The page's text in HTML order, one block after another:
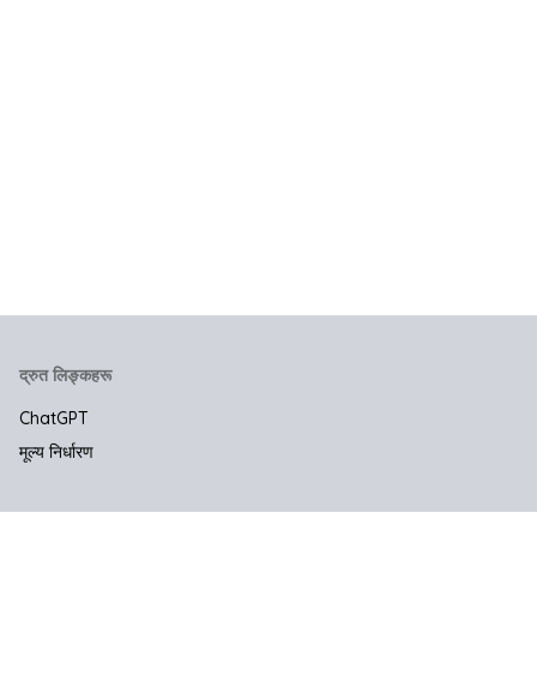
द्रुत लिङ्कहरू
ChatGPT
मूल्य निर्धारण